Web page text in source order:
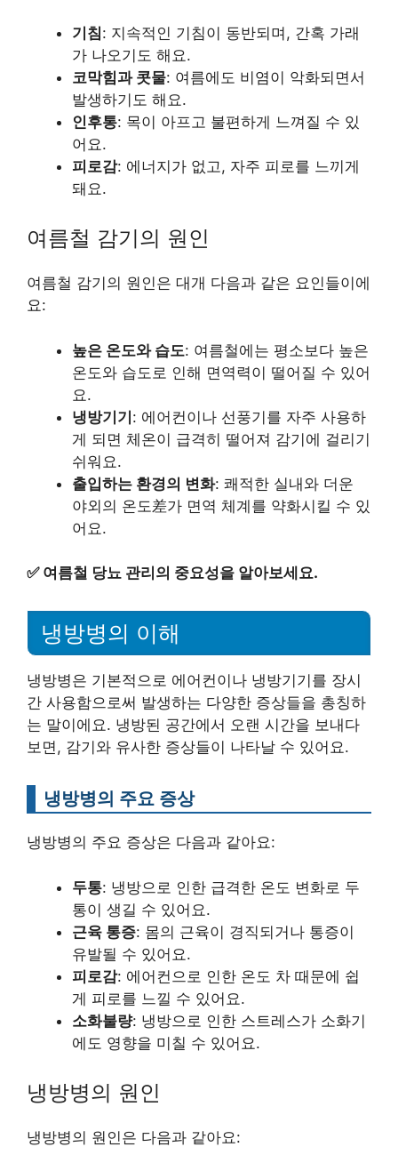
기침: 지속적인 기침이 동반되며, 간혹 가래
가 나오기도 해요.
코막힘과 콧물: 여름에도 비염이 악화되면서
발생하기도 해요.
인후통: 목이 아프고 불편하게 느껴질 수 있
어요.
피로감: 에너지가 없고, 자주 피로를 느끼게
돼요.
여름철 감기의 원인
여름철 감기의 원인은 대개 다음과 같은 요인들이에
요:
높은 온도와 습도: 여름철에는 평소보다 높은
온도와 습도로 인해 면역력이 떨어질 수 있어
요.
냉방기기: 에어컨이나 선풍기를 자주 사용하
게 되면 체온이 급격히 떨어져 감기에 걸리기
쉬워요.
출입하는 환경의 변화: 쾌적한 실내와 더운
야외의 온도差가 면역 체계를 약화시킬 수 있
어요.
✅ 여름철 당뇨 관리의 중요성을 알아보세요.
냉방병의 이해
냉방병은 기본적으로 에어컨이나 냉방기기를 장시
간 사용함으로써 발생하는 다양한 증상들을 총칭하
는 말이에요. 냉방된 공간에서 오랜 시간을 보내다
보면, 감기와 유사한 증상들이 나타날 수 있어요.
냉방병의 주요 증상
냉방병의 주요 증상은 다음과 같아요:
두통: 냉방으로 인한 급격한 온도 변화로 두
통이 생길 수 있어요.
근육 통증: 몸의 근육이 경직되거나 통증이
유발될 수 있어요.
피로감: 에어컨으로 인한 온도 차 때문에 쉽
게 피로를 느낄 수 있어요.
소화불량: 냉방으로 인한 스트레스가 소화기
에도 영향을 미칠 수 있어요.
냉방병의 원인
냉방병의 원인은 다음과 같아요: